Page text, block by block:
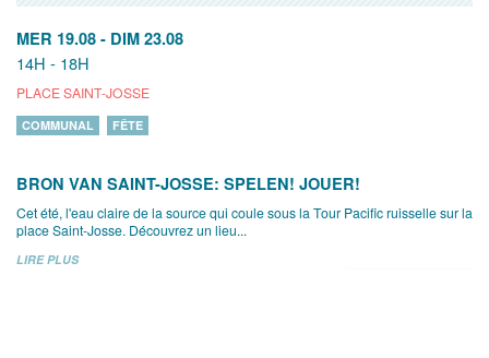
MER 19.08 - DIM 23.08
14H - 18H
PLACE SAINT-JOSSE
COMMUNAL FÊTE
BRON VAN SAINT-JOSSE: SPELEN! JOUER!
Cet été, l'eau claire de la source qui coule sous la Tour Pacific ruisselle sur la
place Saint-Josse. Découvrez un lieu...
LIRE PLUS